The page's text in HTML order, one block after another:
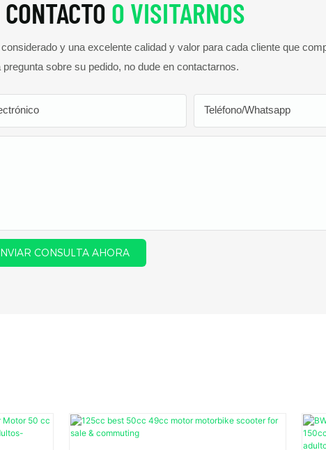
O VISITARNOS
y una excelente calidad y valor para cada cliente que
sobre su pedido, no dude en contactarnos.
Teléfono/whatsapp
CONSULTA AHORA